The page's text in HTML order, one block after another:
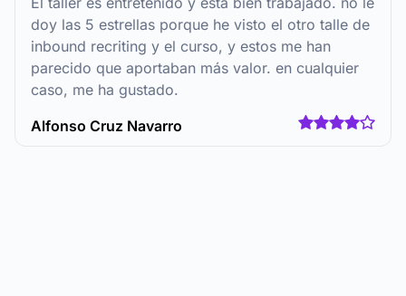
doy las 5 estrellas porque he visto el otro talle de
inbound recriting y el curso, y estos me han
parecido que aportaban más valor. en cualquier
caso, me ha gustado.
Alfonso Cruz Navarro